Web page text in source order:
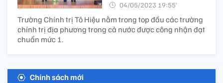
04/05/2023 19:55’
Trường Chính trị Tô Hiệu nằm trong top đầu các trường
chính trị địa phương trong cả nước được công nhận đạt
chuẩn mức 1.
Chính sách mới